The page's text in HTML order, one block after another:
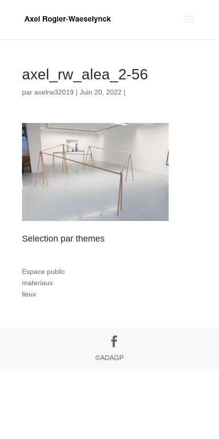
axel_rw_alea_2-56
par axelrw32019 | Juin 20, 2022 |
Selection par themes
Espace public
materiaux
lieux
©ADAGP